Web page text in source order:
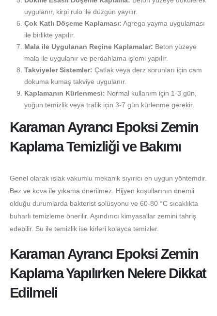
uygulanır, kirpi rulo ile düzgün yayılır.
Çok Katlı Döşeme Kaplaması: Agrega yayma uygulaması
ile birlikte yapılır.
Mala ile Uygulanan Reçine Kaplamalar: Beton yüzeye
mala ile uygulanır ve perdahlama işlemi yapılır.
Takviyeler Sistemler: Çatlak veya derz sorunları için cam
dokuma kumaş takviye uygulanır.
Kaplamanın Kürlenmesi: Normal kullanım için 1-3 gün,
yoğun temizlik veya trafik için 3-7 gün kürlenme gerekir.
Karaman Ayrancı Epoksi Zemin
Kaplama Temizliği ve Bakımı
Genel olarak ıslak vakumlu mekanik sıyırıcı en uygun yöntemdir.
Bez ve kova ile yıkama önerilmez. Hijyen koşullarının önemli
olduğu durumlarda bakterist solüsyonu ve 60-80 °C sıcaklıkta
buharlı temizleme önerilir. Aşındırıcı kimyasallar zemini tahriş
edebilir. Su ile temizlik ise kirleri kolayca temizler.
Karaman Ayrancı Epoksi Zemin
Kaplama Yapılırken Nelere Dikkat
Edilmeli